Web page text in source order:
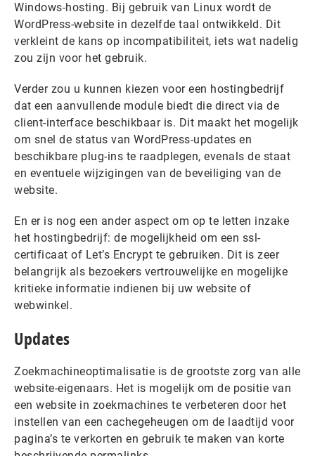
Windows-hosting. Bij gebruik van Linux wordt de
WordPress-website in dezelfde taal ontwikkeld. Dit
verkleint de kans op incompatibiliteit, iets wat nadelig
zou zijn voor het gebruik.
Verder zou u kunnen kiezen voor een hostingbedrijf
dat een aanvullende module biedt die direct via de
client-interface beschikbaar is. Dit maakt het mogelijk
om snel de status van WordPress-updates en
beschikbare plug-ins te raadplegen, evenals de staat
en eventuele wijzigingen van de beveiliging van de
website.
En er is nog een ander aspect om op te letten inzake
het hostingbedrijf: de mogelijkheid om een ssl-
certificaat of Let’s Encrypt te gebruiken. Dit is zeer
belangrijk als bezoekers vertrouwelijke en mogelijke
kritieke informatie indienen bij uw website of
webwinkel.
Updates
Zoekmachineoptimalisatie is de grootste zorg van alle
website-eigenaars. Het is mogelijk om de positie van
een website in zoekmachines te verbeteren door het
instellen van een cachegeheugen om de laadtijd voor
pagina’s te verkorten en gebruik te maken van korte